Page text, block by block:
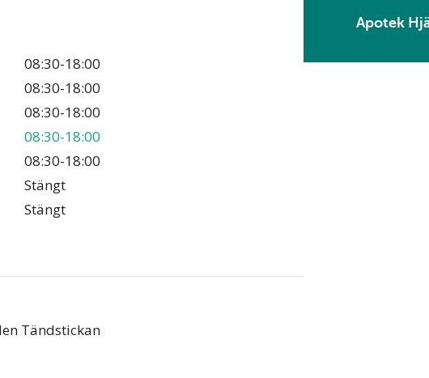
08:30-18:00
08:30-18:00
08:30-18:00
08:30-18:00
08:30-18:00
Stängt
Stängt
Tändstickan
Apotek